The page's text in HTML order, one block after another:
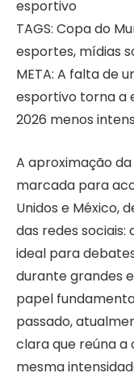
esportivo
TAGS: Copa do
esportes, mídias
META: A falta de
esportivo torna a
2026 menos
A aproximação
marcada para
Unidos e México,
das redes
ideal para
durante grandes
papel
passado,
clara que reúna a
mesma